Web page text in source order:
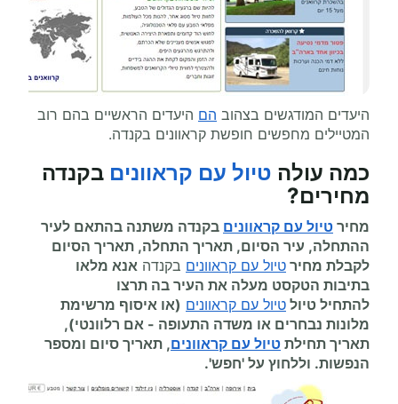
היעדים המודגשים בצהוב הם היעדים הראשיים בהם רוב
המטיילים מחפשים חופשת קראוונים בקנדה.
כמה עולה טיול עם קראוונים בקנדה
מחירים?
מחיר טיול עם קראוונים בקנדה משתנה בהתאם לעיר
ההתחלה, עיר הסיום, תאריך התחלה, תאריך הסיום
לקבלת מחיר טיול עם קראוונים בקנדה אנא מלאו
בתיבות הטקסט מעלה את העיר בה תרצו
להתחיל טיול טיול עם קראוונים (או איסוף מרשימת
מלונות נבחרים או משדה התעופה - אם רלוונטי),
תאריך תחילת טיול עם קראוונים, תאריך סיום ומספר
הנפשות. וללחוץ על 'חפש'.